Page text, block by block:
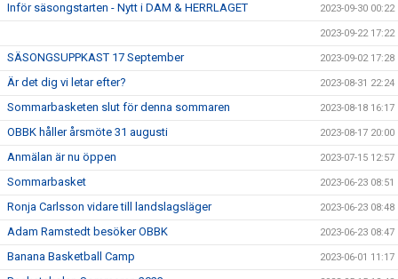
Inför säsongstarten - Nytt i DAM & HERRLAGET 2023-09-30 00:22
2023-09-22 17:22
SÄSONGSUPPKAST 17 September 2023-09-02 17:28
Är det dig vi letar efter? 2023-08-31 22:24
Sommarbasketen slut för denna sommaren 2023-08-18 16:17
OBBK håller årsmöte 31 augusti 2023-08-17 20:00
Anmälan är nu öppen 2023-07-15 12:57
Sommarbasket 2023-06-23 08:51
Ronja Carlsson vidare till landslagsläger 2023-06-23 08:48
Adam Ramstedt besöker OBBK 2023-06-23 08:47
Banana Basketball Camp 2023-06-01 11:17